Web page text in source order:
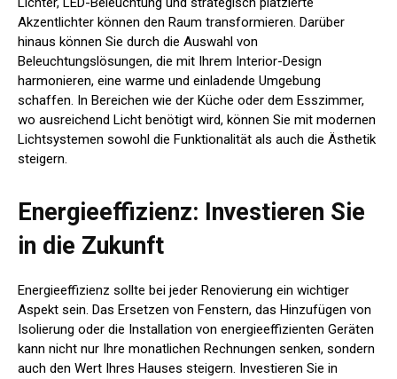
Akzentlichter können den Raum transformieren. Darüber
hinaus können Sie durch die Auswahl von
Beleuchtungslösungen, die mit Ihrem Interior-Design
harmonieren, eine warme und einladende Umgebung
schaffen. In Bereichen wie der Küche oder dem Esszimmer,
wo ausreichend Licht benötigt wird, können Sie mit modernen
Lichtsystemen sowohl die Funktionalität als auch die Ästhetik
steigern.
Energieeffizienz: Investieren Sie
in die Zukunft
Energieeffizienz sollte bei jeder Renovierung ein wichtiger
Aspekt sein. Das Ersetzen von Fenstern, das Hinzufügen von
Isolierung oder die Installation von energieeffizienten Geräten
kann nicht nur Ihre monatlichen Rechnungen senken, sondern
auch den Wert Ihres Hauses steigern. Investieren Sie in